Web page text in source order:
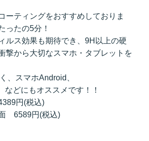
ーティングをおすすめしておりま
ったの5分！
ルス効果も期待でき、9H以上の硬
撃から大切なスマホ・タブレットを
、スマホAndroid、
などにもオススメです！！
円(税込)
6589円(税込)